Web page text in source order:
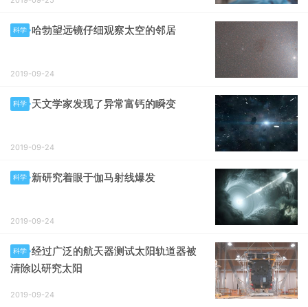
科学 哈勃望远镜仔细观察太空的邻居
2019-09-24
科学 天文学家发现了异常富钙的瞬变
2019-09-24
科学 新研究着眼于伽马射线爆发
2019-09-24
科学 经过广泛的航天器测试太阳轨道器被
清除以研究太阳
2019-09-24